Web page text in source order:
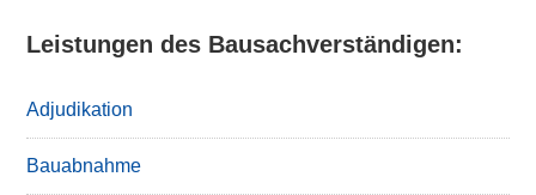
Leistungen des Bausachverständigen:
Adjudikation
Bauabnahme